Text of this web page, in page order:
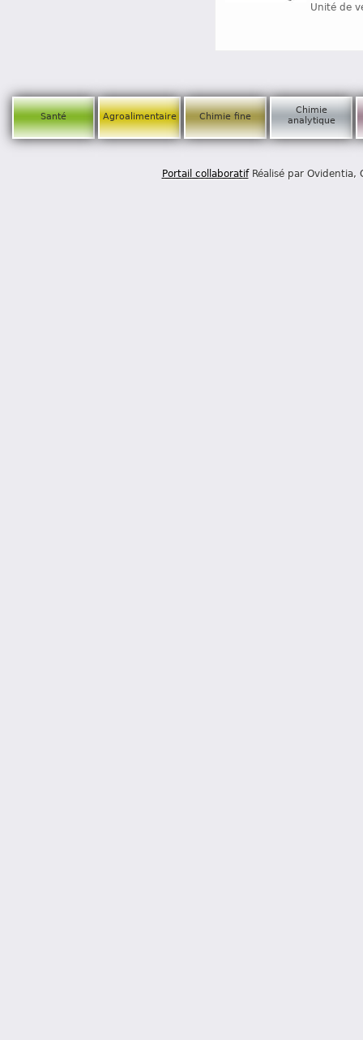
Unité de
Santé Agroalimentaire Chimie fine
Chimie
analytique
Portail collaboratifRéalisé par Ovidentia,